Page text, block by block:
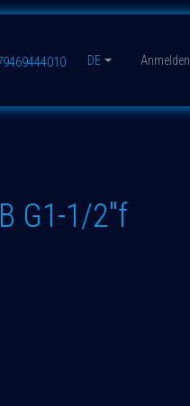
DE Anmelden
G1-1/2"f